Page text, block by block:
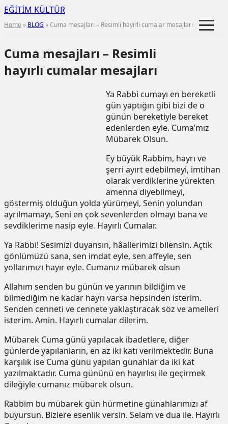
EĞİTİM KÜLTÜR ≡
Home » BLOG » Cuma mesajları – Resimli hayırlı cumalar mesajları
Cuma mesajları – Resimli
hayırlı cumalar mesajları
Ya Rabbi cumayı en bereketli
gün yaptığın gibi bizi de o
günün bereketiyle bereket
edenlerden eyle. Cuma’mız
Mübarek Olsun.
Ey büyük Rabbim, hayrı ve
şerri ayırt edebilmeyi, imtihan
olarak verdiklerine yürekten
amenna diyebilmeyi,
göstermiş olduğun yolda yürümeyi, Senin yolundan
ayrılmamayı, Seni en çok sevenlerden olmayı bana ve
sevdiklerime nasip eyle. Hayırlı Cumalar.
Ya Rabbi! Sesimizi duyansın, hâallerimizi bilensin. Açtık
gönlümüzü sana, sen imdat eyle, sen affeyle, sen
yollarımızı hayır eyle. Cumanız mübarek olsun
Allahım senden bu günün ve yarının bildiğim ve
bilmediğim ne kadar hayrı varsa hepsinden isterim.
Senden cenneti ve cennete yaklaştıracak söz ve amelleri
isterim. Amin. Hayırlı cumalar dilerim.
Mübarek Cuma günü yapılacak ibadetlere, diğer
günlerde yapılanların, en az iki katı verilmektedir. Buna
karşılık ise Cuma günü yapılan günahlar da iki kat
yazılmaktadır. Cuma gününü en hayırlısı ile geçirmek
dileğiyle cumanız mübarek olsun.
Rabbim bu mübarek gün hürmetine günahlarımızı af
buyursun. Bizlere esenlik versin. Selam ve dua ile. Hayırlı